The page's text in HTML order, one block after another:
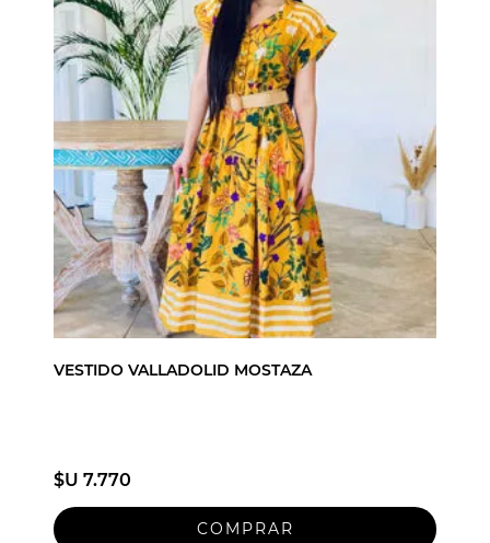
VESTIDO VALLADOLID MOSTAZA
$U 7.770